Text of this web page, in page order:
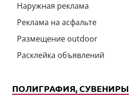
Наружная реклама
Реклама на асфальте
Размещение outdoor
Расклейка объявлений
ПОЛИГРАФИЯ, СУВЕНИРЫ